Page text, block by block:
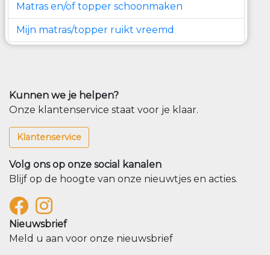
Matras en/of topper schoonmaken
Mijn matras/topper ruikt vreemd
Kunnen we je helpen?
Onze klantenservice staat voor je klaar.
Klantenservice
Volg ons op onze social kanalen
Blijf op de hoogte van onze nieuwtjes en acties.
Nieuwsbrief
Meld u aan voor onze nieuwsbrief